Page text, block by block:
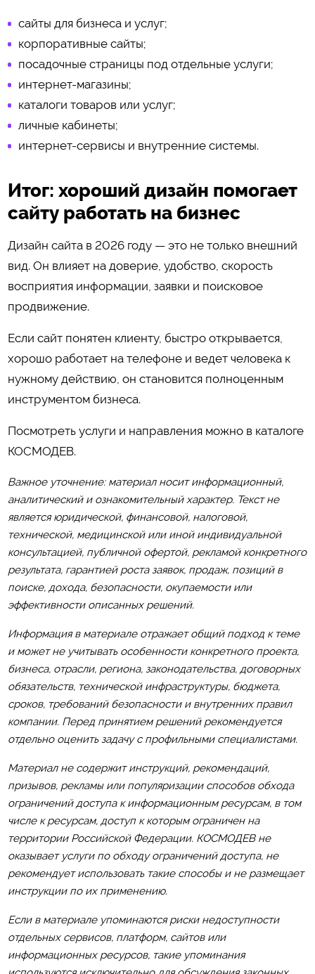
сайты для бизнеса и услуг;
корпоративные сайты;
посадочные страницы под отдельные услуги;
интернет-магазины;
каталоги товаров или услуг;
личные кабинеты;
интернет-сервисы и внутренние системы.
Итог: хороший дизайн помогает
сайту работать на бизнес
Дизайн сайта в 2026 году — это не только внешний
вид. Он влияет на доверие, удобство, скорость
восприятия информации, заявки и поисковое
продвижение.
Если сайт понятен клиенту, быстро открывается,
хорошо работает на телефоне и ведет человека к
нужному действию, он становится полноценным
инструментом бизнеса.
Посмотреть услуги и направления можно в каталоге
КОСМОДЕВ.
Важное уточнение: материал носит информационный,
аналитический и ознакомительный характер. Текст не
является юридической, финансовой, налоговой,
технической, медицинской или иной индивидуальной
консультацией, публичной офертой, рекламой конкретного
результата, гарантией роста заявок, продаж, позиций в
поиске, дохода, безопасности, окупаемости или
эффективности описанных решений.
Информация в материале отражает общий подход к теме
и может не учитывать особенности конкретного проекта,
бизнеса, отрасли, региона, законодательства, договорных
обязательств, технической инфраструктуры, бюджета,
сроков, требований безопасности и внутренних правил
компании. Перед принятием решений рекомендуется
отдельно оценить задачу с профильными специалистами.
Материал не содержит инструкций, рекомендаций,
призывов, рекламы или популяризации способов обхода
ограничений доступа к информационным ресурсам, в том
числе к ресурсам, доступ к которым ограничен на
территории Российской Федерации. КОСМОДЕВ не
оказывает услуги по обходу ограничений доступа, не
рекомендует использовать такие способы и не размещает
инструкции по их применению.
Если в материале упоминаются риски недоступности
отдельных сервисов, платформ, сайтов или
информационных ресурсов, такие упоминания